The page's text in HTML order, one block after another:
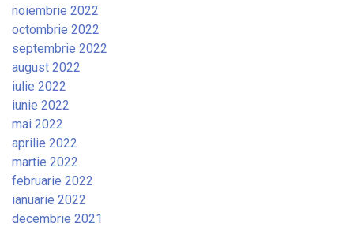
noiembrie 2022
octombrie 2022
septembrie 2022
august 2022
iulie 2022
iunie 2022
mai 2022
aprilie 2022
martie 2022
februarie 2022
ianuarie 2022
decembrie 2021